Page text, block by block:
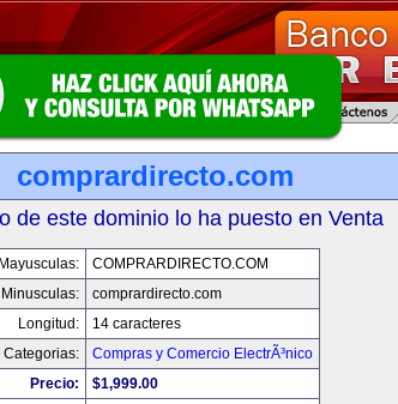
comprardirecto.com
de este dominio lo ha puesto en Venta
Mayusculas:
COMPRARDIRECTO.COM
Minusculas:
comprardirecto.com
Longitud:
14 caracteres
Categorias:
Compras y Comercio ElectrÃ³nico
Precio:
$1,999.00